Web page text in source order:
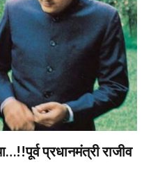
प्रधानमंत्री राजीव